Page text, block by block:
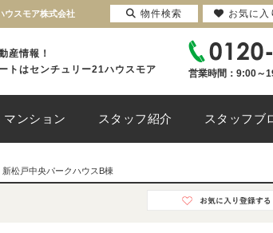
ウスモア株式会社
産情報！
トはセンチュリー21ハウスモア
営業時間：9:00～
マンション スタッフ紹介 スタッフブ
新松戸中央パークハウスB棟
物件検索 お気に入